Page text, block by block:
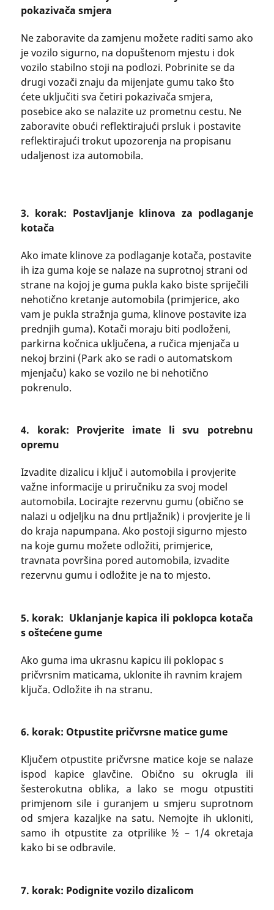
pokazivača smjera
Ne zaboravite da zamjenu možete raditi samo ako
je vozilo sigurno, na dopuštenom mjestu i dok
vozilo stabilno stoji na podlozi. Pobrinite se da
drugi vozači znaju da mijenjate gumu tako što
ćete uključiti sva četiri pokazivača smjera,
posebice ako se nalazite uz prometnu cestu. Ne
zaboravite obući reflektirajući prsluk i postavite
reflektirajući trokut upozorenja na propisanu
udaljenost iza automobila.
3. korak: Postavljanje klinova za podlaganje
kotača
Ako imate klinove za podlaganje kotača, postavite
ih iza guma koje se nalaze na suprotnoj strani od
strane na kojoj je guma pukla kako biste spriječili
nehotično kretanje automobila (primjerice, ako
vam je pukla stražnja guma, klinove postavite iza
prednjih guma). Kotači moraju biti podloženi,
parkirna kočnica uključena, a ručica mjenjača u
nekoj brzini (Park ako se radi o automatskom
mjenjaču) kako se vozilo ne bi nehotično
pokrenulo.
4. korak: Provjerite imate li svu potrebnu
opremu
Izvadite dizalicu i ključ i automobila i provjerite
važne informacije u priručniku za svoj model
automobila. Locirajte rezervnu gumu (obično se
nalazi u odjeljku na dnu prtljažnik) i provjerite je li
do kraja napumpana. Ako postoji sigurno mjesto
na koje gumu možete odložiti, primjerice,
travnata površina pored automobila, izvadite
rezervnu gumu i odložite je na to mjesto.
5. korak: Uklanjanje kapica ili poklopca kotača
s oštećene gume
Ako guma ima ukrasnu kapicu ili poklopac s
pričvrsnim maticama, uklonite ih ravnim krajem
ključa. Odložite ih na stranu.
6. korak: Otpustite pričvrsne matice gume
Ključem otpustite pričvrsne matice koje se nalaze
ispod kapice glavčine. Obično su okrugla ili
šesterokutna oblika, a lako se mogu otpustiti
primjenom sile i guranjem u smjeru suprotnom
od smjera kazaljke na satu. Nemojte ih ukloniti,
samo ih otpustite za otprilike ½ – 1/4 okretaja
kako bi se odbravile.
7. korak: Podignite vozilo dizalicom